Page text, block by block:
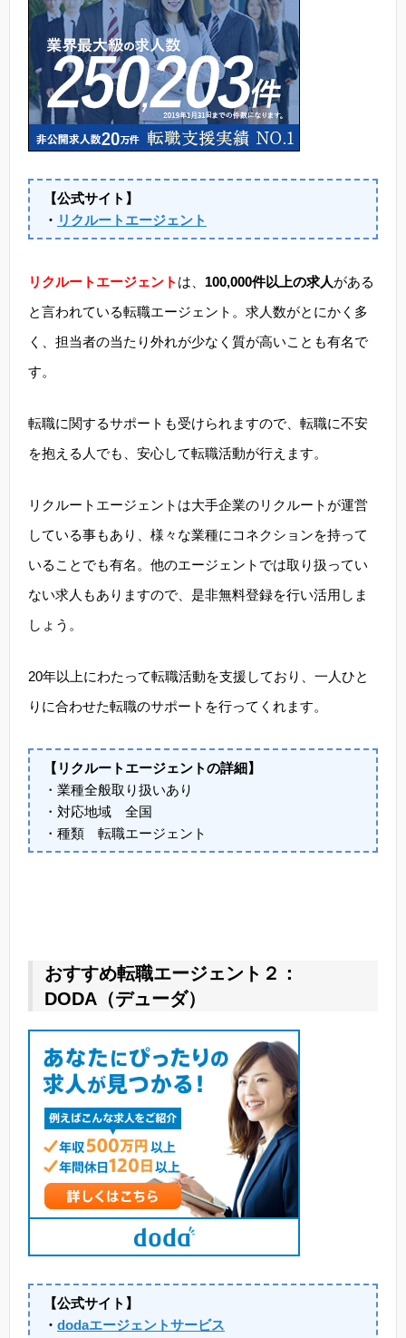
【公式サイト】
・ リクルートエージェント
リクルートエージェント は、 100,000件以上の求人がある
と言われている転職エージェント。求人数がとにかく多
く、担当者の当たり外れが少なく質が高いことも有名で
す。
転職に関するサポートも受けられますので、転職に不安
を抱える人でも、安心して転職活動が行えます。
リクルートエージェントは大手企業のリクルートが運営
している事もあり、様々な業種にコネクションを持って
いることでも有名。他のエージェントでは取り扱ってい
ない求人もありますので、是非無料登録を行い活用しま
しょう。
20年以上にわたって転職活動を支援しており、一人ひと
りに合わせた転職のサポートを行ってくれます。
【リクルートエージェントの詳細】
・業種全般取り扱いあり
・対応地域 全国
・種類 転職エージェント
おすすめ転職エージェント２：
DODA（デューダ）
【公式サイト】
・ dodaエージェントサービス